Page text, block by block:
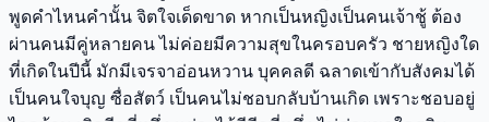
พูดคำไหนคำนั้น จิตใจเด็ดขาด หากเป็นหญิงเป็นคนเจ้าชู้ ต้อง
ผ่านคนมีคู่หลายคน ไม่ค่อยมีความสุขในครอบครัว ชายหญิงใด
ที่เกิดในปีนี้ มักมีเจรจาอ่อนหวาน บุคคลดี ฉลาดเข้ากับสังคมได้
เป็นคนใจบุญ ซื่อสัตว์ เป็นคนไม่ชอบกลับบ้านเกิด เพราะชอบอยู่